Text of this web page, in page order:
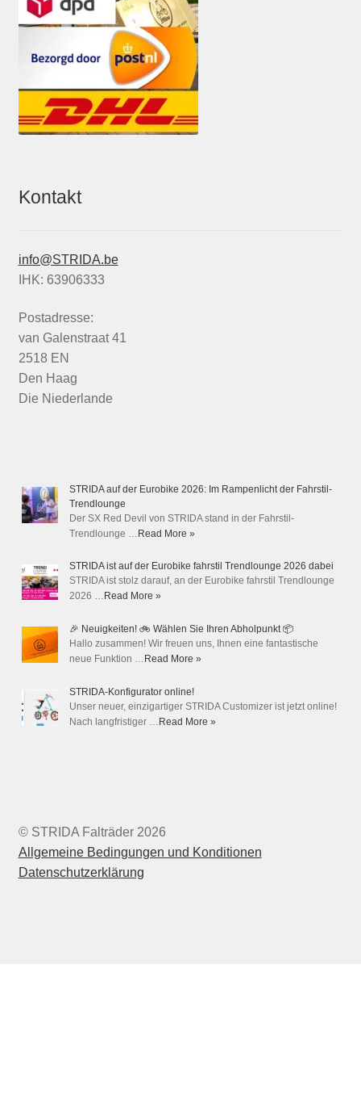
Kontakt
info@STRIDA.be
IHK: 63906333
Postadresse:
van Galenstraat 41
2518 EN
Den Haag
Die Niederlande
STRIDA auf der Eurobike 2026: Im Rampenlicht der Fahrstil-
Trendlounge
Der SX Red Devil von STRIDA stand in der Fahrstil-
Trendlounge … Read More »
STRIDA ist auf der Eurobike fahrstil Trendlounge 2026 dabei
STRIDA ist stolz darauf, an der Eurobike fahrstil Trendlounge
2026 … Read More »
🎉 Neuigkeiten! 🚲 Wählen Sie Ihren Abholpunkt 📦
Hallo zusammen! Wir freuen uns, Ihnen eine fantastische
neue Funktion … Read More »
STRIDA-Konfigurator online!
Unser neuer, einzigartiger STRIDA Customizer ist jetzt online!
Nach langfristiger … Read More »
© STRIDA Falträder 2026
Allgemeine Bedingungen und Konditionen
Datenschutzerklärung